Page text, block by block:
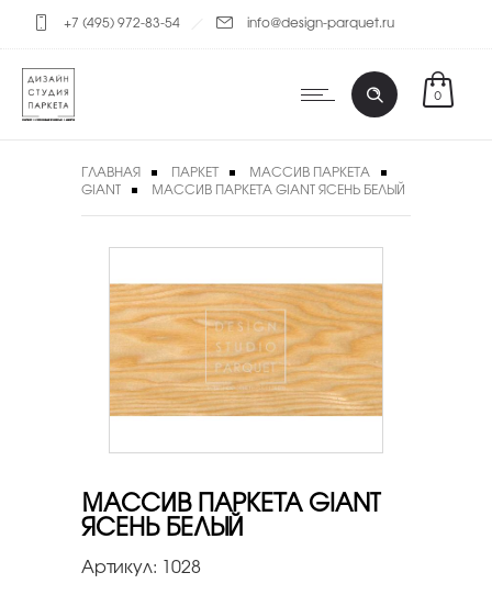
+7 (495) 972-83-54 info@design-parquet.ru
0
ГЛАВНАЯ ПАРКЕТ
МАССИВ ПАРКЕТА
GIANT
МАССИВ ПАРКЕТА GIANT ЯСЕНЬ БЕЛЫЙ
МАССИВ ПАРКЕТА GIANT
ЯСЕНЬ БЕЛЫЙ
Артикул: 1028